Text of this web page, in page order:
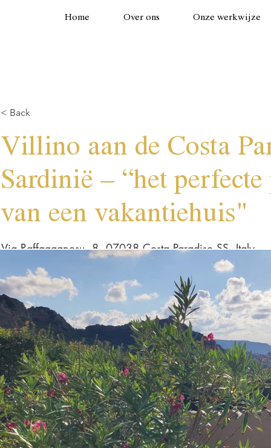
Home Over ons Onze werkwijze
< Back
Villino aan de Costa
Sardinië – “het perfecte
van een vakantiehuis"
Via Raffagagnosu, 8, 07038 Costa Paradiso SS, Italy